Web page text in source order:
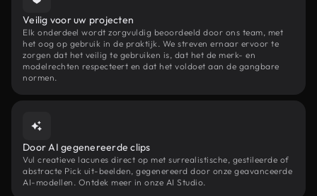
Veilig voor uw projecten
Elk onderdeel wordt zorgvuldig beoordeeld door ons team, met
het oog op gebruik in de praktijk. We streven ernaar ervoor te
zorgen dat het veilig te gebruiken is, dat het de merk- en
modelrechten respecteert en dat het voldoet aan de gangbare
normen.
Door AI gegenereerde clips
Vul creatieve lacunes direct op met surrealistische, gestileerde of
abstracte Pick uit-beelden, gegenereerd door onze geavanceerde
AI-modellen. Ontdek meer in onze AI Studio.